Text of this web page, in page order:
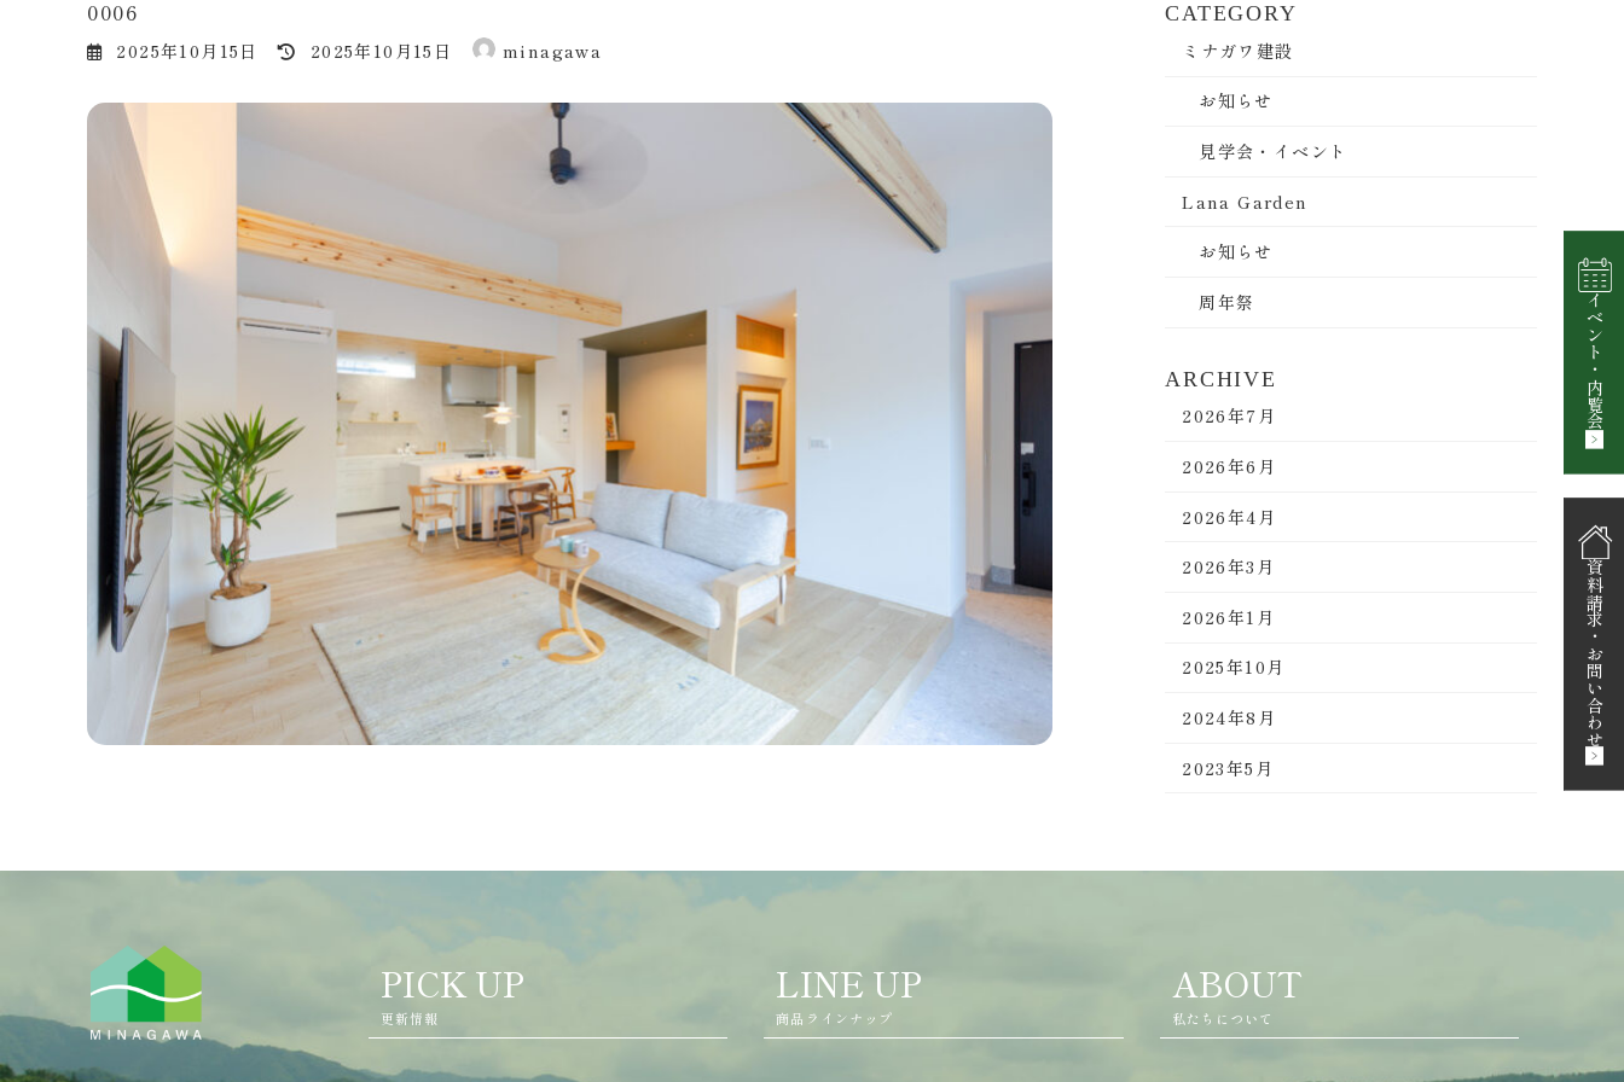
0006
2025年10月15日
最
2025年10月15日 minagawa
CATEGORY
ミナガワ建設
お知らせ
見学会・イベント
Lana Garden
お知らせ
周年祭
ARCHIVE
2026年7月
2026年6月
2026年4月
2026年3月
2026年1月
2025年10月
2024年8月
2023年5月
PICK UP
更新情報
LINE UP
商品ラインナップ
ABOUT
私たちについて
イベント
・
内覧会
資料請求
・
お問い合わせ